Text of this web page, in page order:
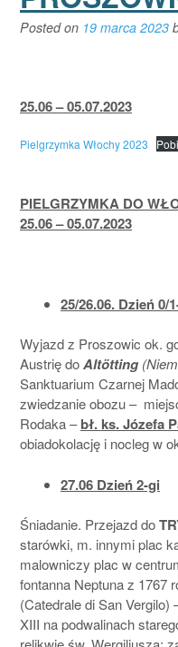
Posted on 19 marca 2023
25.06 – 05.07.2023
Pielgrzymka Włochy 2023
PIELGRZYMKA DO
25.06 – 05.07.2023
25/26.06. Dzień 0/
Wyjazd z Proszowic ok.
Austrię doAltötting
Sanktuarium Czarnej
zwiedzanie obozu –
Rodaka –bł. ks. Józefa
obiadokolację i nocleg w
27.06 Dzień 2-gi
Śniadanie. Przejazd do
starówki, m. innymi plac
malowniczy plac w
fontanna Neptuna z 1767
(Catedrale di San Vergilo)
XIII na podwalinach